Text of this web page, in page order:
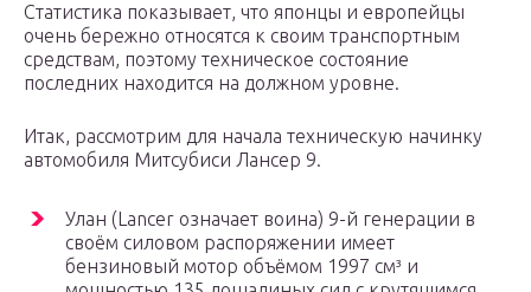
Статистика показывает, что японцы и европейцы
очень бережно относятся к своим транспортным
средствам, поэтому техническое состояние
последних находится на должном уровне.
Итак, рассмотрим для начала техническую начинку
автомобиля Митсубиси Лансер 9.
Улан (Lancer означает воина) 9-й генерации в
своём силовом распоряжении имеет
бензиновый мотор объёмом 1997 см³ и